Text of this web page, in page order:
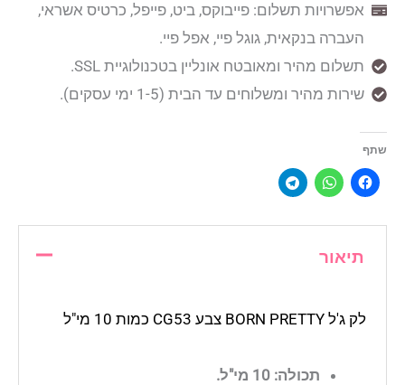
אפשרויות תשלום: פייבוקס, ביט, פייפל, כרטיס אשראי,
העברה בנקאית, גוגל פיי, אפל פיי.
תשלום מהיר ומאובטח אונליין בטכנולוגיית SSL.
שירות מהיר ומשלוחים עד הבית (1-5 ימי עסקים).
שתף
תיאור
לק ג'ל BORN PRETTY צבע CG53 כמות 10 מי"ל
תכולה: 10 מי"ל.